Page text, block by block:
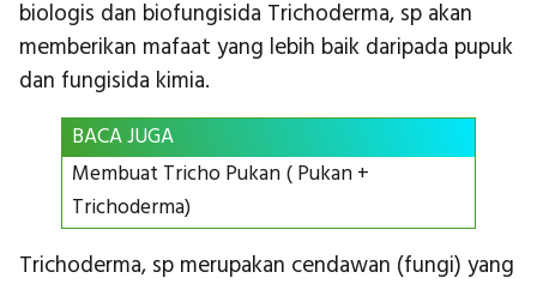
biologis dan biofungisida Trichoderma, sp akan
memberikan mafaat yang lebih baik daripada pupuk
dan fungisida kimia.
BACA JUGA
Membuat Tricho Pukan ( Pukan +
Trichoderma)
Trichoderma, sp merupakan cendawan (fungi) yang